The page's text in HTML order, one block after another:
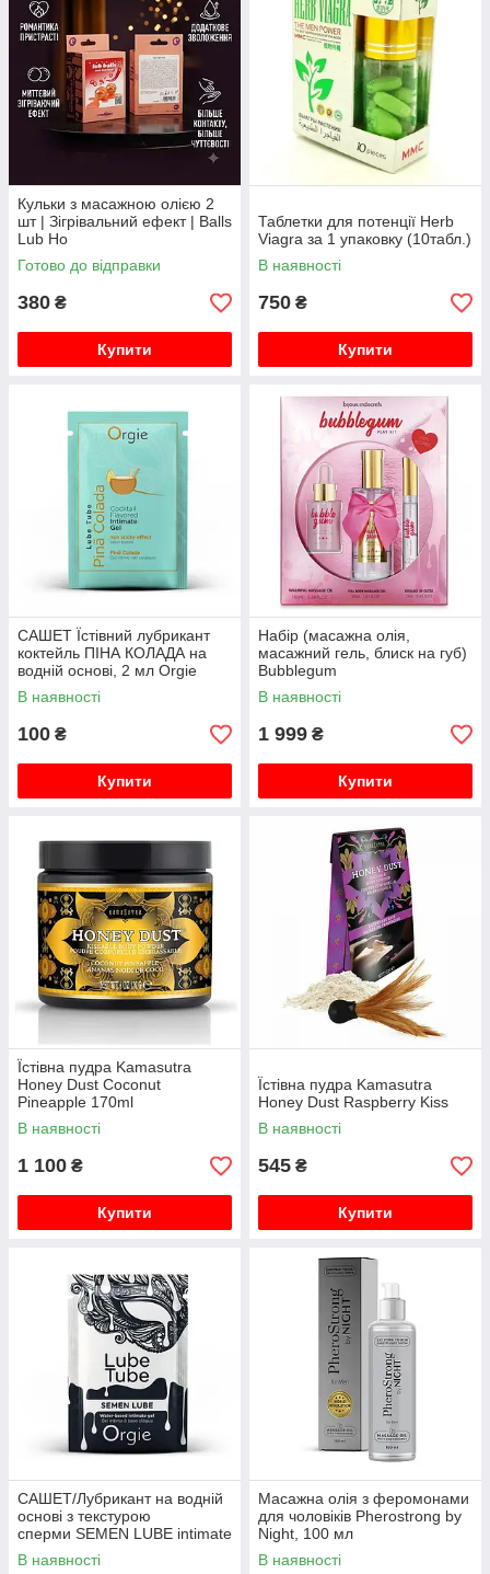
Кульки з масажною олією 2
шт | Зігрівальний ефект | Balls
Lub Ho
Готово до відправки
380 ₴
Купити
Таблетки для потенції Herb
Viagra за 1 упаковку (10табл.)
В наявності
750 ₴
Купити
САШЕТ Їстівний лубрикант
коктейль ПІНА КОЛАДА на
водній основі, 2 мл Orgie
В наявності
100 ₴
Купити
Набір (масажна олія,
масажний гель, блиск на губ)
Bubblegum
В наявності
1 999 ₴
Купити
Їстівна пудра Kamasutra
Honey Dust Coconut
Pineapple 170ml
В наявності
1 100 ₴
Купити
Їстівна пудра Kamasutra
Honey Dust Raspberry Kiss
В наявності
545 ₴
Купити
САШЕТ/Лубрикант на водній
основі з текстурою
сперми SEMEN LUBE intimate
gel, 2 мл Orgie
В наявності
Масажна олія з феромонами
для чоловіків Pherostrong by
Night, 100 мл
В наявності